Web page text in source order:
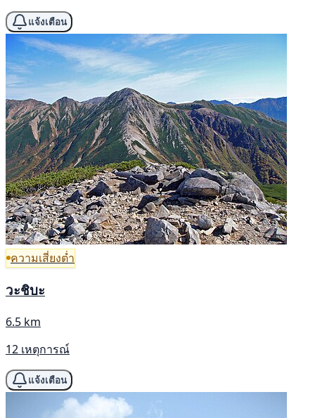
แจ้งเตือน
ความเสี่ยงต่ำ
วะชิบะ
6.5 km
12 เหตุการณ์
แจ้งเตือน